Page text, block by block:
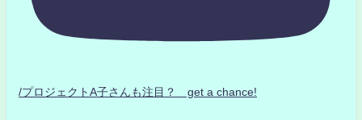
/プロジェクトA子さんも注目？ get a chance!